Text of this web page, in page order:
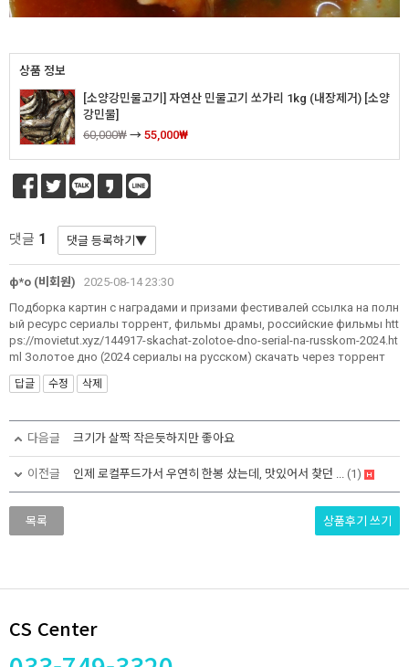
상품 정보
[소양강민물고기] 자연산 민물고기 쏘가리 1kg (내장제거) [소양
강민물]
60,000₩ → 55,000₩
댓글 1
ф*о (비회원)
2025-08-14 23:30
Подборка картин с наградами и призами фестивалей ссылка на полн
ый ресурс сериалы торрент, фильмы драмы, российские фильмы htt
ps://movietut.xyz/144917-skachat-zolotoe-dno-serial-na-russkom-2024.ht
ml Золотое дно (2024 сериалы на русском) скачать через торрент
답글 수정 삭제
다음글 크기가 살짝 작은듯하지만 좋아요
이전글 인제 로컬푸드가서 우연히 한봉 샀는데, 맛있어서 찾던 ... (1)
목록 상품후기 쓰기
CS Center